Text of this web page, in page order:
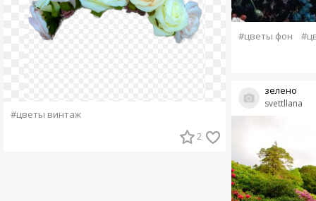
#цветы винтаж
2
#цветы фон
svettllana
зелено